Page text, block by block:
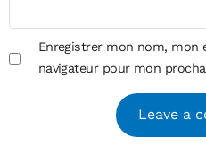
Enregistrer mon nom, mon
navigateur pour mon